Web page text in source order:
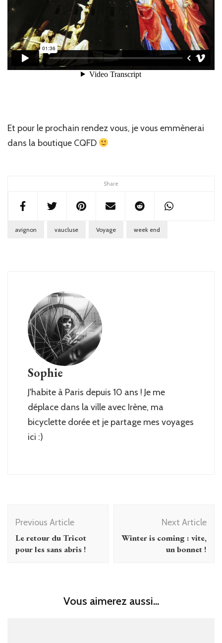
Share
Et pour le prochain rendez vous, je vous emmènerai
dans la boutique CQFD
avignon vaucluse Voyage week end
Sophie
J'habite à Paris depuis 10 ans ! Je me
déplace dans la ville avec Irène, ma
bicyclette dorée et je partage mes voyages
ici :)
Navigation
Previous Article
Le retour du Tricot
pour les sans abris !
Next Article
Winter is coming : vite,
un bonnet !
Vous aimerez aussi...